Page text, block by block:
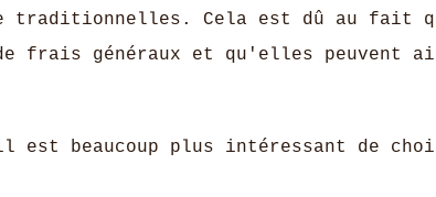
traditionnelles. Cela est dû au fait
frais généraux et qu'elles
est beaucoup plus intéressant de